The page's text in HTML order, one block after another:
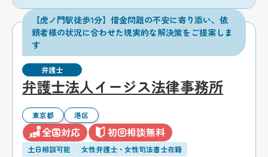
【虎ノ門駅徒歩1分】借金問題の不安に寄り添い、依
頼者様の状況に合わせた現実的な解決策をご提案しま
す
弁護士
弁護士法人イージス法律事務所
東京都 港区
全国対応 初回相談無料
土日相談可能
女性弁護士・女性司法書士在籍